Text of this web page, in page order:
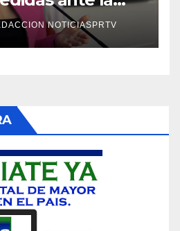
noviazgo
NOTICIASPRTV